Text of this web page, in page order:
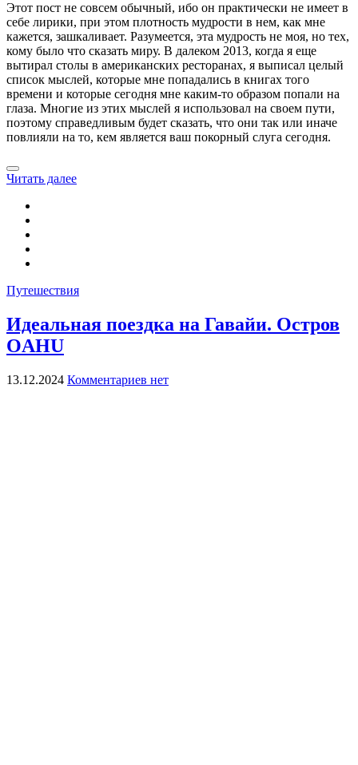
Этот пост не совсем обычный, ибо он практически не имеет в
себе лирики, при этом плотность мудрости в нем, как мне
кажется, зашкаливает. Разумеется, эта мудрость не моя, но тех,
кому было что сказать миру. В далеком 2013, когда я еще
вытирал столы в американских ресторанах, я выписал целый
список мыслей, которые мне попадались в книгах того
времени и которые сегодня мне каким-то образом попали на
глаза. Многие из этих мыслей я использовал на своем пути,
поэтому справедливым будет сказать, что они так или иначе
повлияли на то, кем является ваш покорный слуга сегодня.
Читать далее
Путешествия
Идеальная поездка на Гавайи. Остров
OAHU
13.12.2024 Комментариев нет